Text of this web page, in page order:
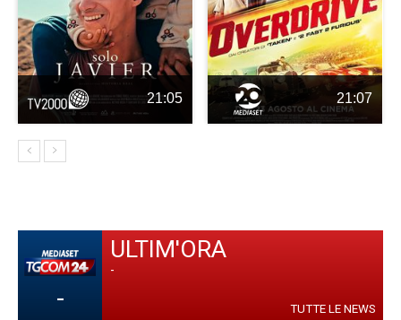
21:05 21:07
-
ULTIM'ORA
-
TUTTE LE NEWS